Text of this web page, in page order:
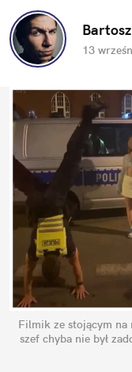
13
Filmik ze stojącym na
szef chyba nie był